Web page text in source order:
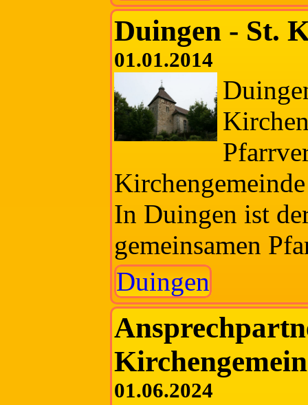
Duingen - St.
01.01.2014
In Duingen ist
gemeinsamen
Duingen
01.06.2024